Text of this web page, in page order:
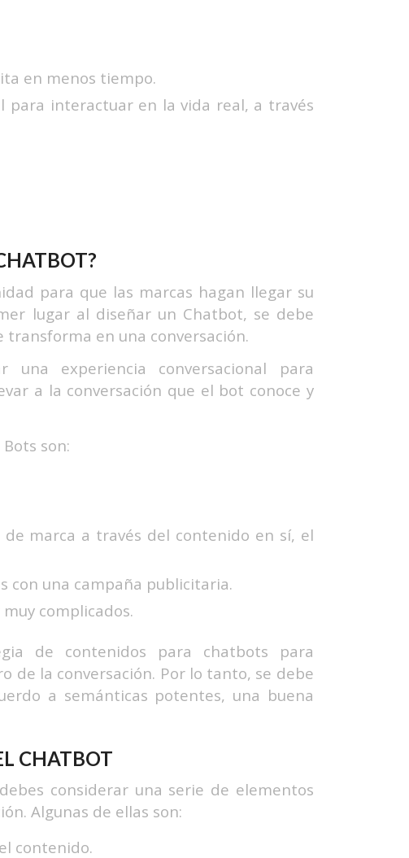
en menos tiempo.
interactuar en la vida real, a través
para que las marcas hagan llegar su
lugar al diseñar un Chatbot, se debe
transforma en una conversación.
experiencia conversacional para
a la conversación que el bot conoce y
son:
marca a través del contenido en sí, el
con una campaña publicitaria.
complicados.
de contenidos para chatbots para
de la conversación. Por lo tanto, se debe
a semánticas potentes, una buena
CHATBOT
considerar una serie de elementos
Algunas de ellas son:
contenido.